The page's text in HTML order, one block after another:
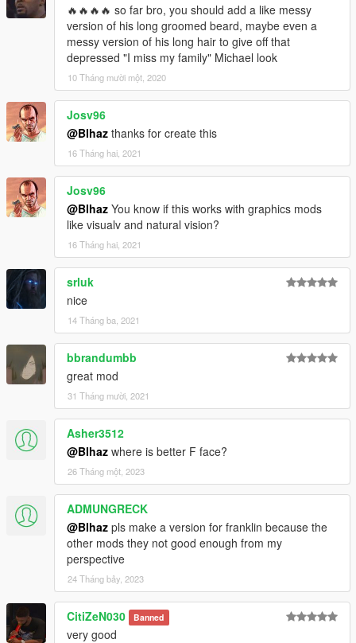
🔥🔥🔥🔥 so far bro, you should add a like messy
version of his long groomed beard, maybe even a
messy version of his long hair to give off that
depressed "I miss my family" Michael look
10 Tháng mười một, 2020
Josv96
@Blhaz thanks for create this
16 Tháng hai, 2021
Josv96
@Blhaz You know if this works with graphics mods
like visualv and natural vision?
16 Tháng hai, 2021
srluk
nice
14 Tháng ba, 2021
bbrandumbb
great mod
31 Tháng mười, 2021
Asher3512
@Blhaz where is better F face?
26 Tháng một, 2023
ADMUNGRECK
@Blhaz pls make a version for franklin because the
other mods they not good enough from my
perspective
24 Tháng bảy, 2023
CitiZeN030 Banned
very good